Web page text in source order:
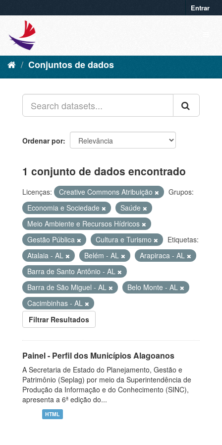
Entrar
Conjuntos de dados
Ordenar por
1 conjunto de dados encontrado
Licenças: Creative Commons Atribuição
Grupos:
Economia e Sociedade
Saúde
Meio Ambiente e Recursos Hídricos
Gestão Pública
Cultura e Turismo
Etiquetas:
Atalaia - AL
Belém - AL
Arapiraca - AL
Barra de Santo Antônio - AL
Barra de São Miguel - AL
Belo Monte - AL
Cacimbinhas - AL
Filtrar Resultados
Painel - Perfil dos Municípios Alagoanos
A Secretaria de Estado do Planejamento, Gestão e
Patrimônio (Seplag) por meio da Superintendência de
Produção da Informação e do Conhecimento (SINC),
apresenta a 6ª edição do...
HTML